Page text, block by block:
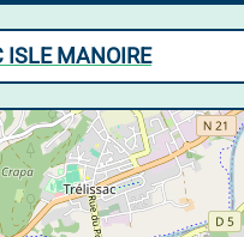
ISLE MANOIRE